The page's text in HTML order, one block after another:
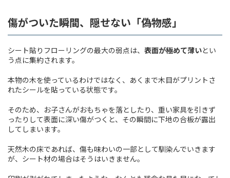
傷がついた瞬間、隠せない「偽物感」
シート貼りフローリングの最大の弱点は、 表面が極めて薄いとい
う点に集約されます。
本物の木を使っているわけではなく、あくまで木目がプリントさ
れたシールを貼っている状態です。
そのため、お子さんがおもちゃを落としたり、重い家具を引きず
ったりして表面に深い傷がつくと、その瞬間に下地の合板が露出
してしまいます。
天然木の床であれば、傷も味わいの一部として馴染んでいきます
が、シート材の場合はそうはいきません。